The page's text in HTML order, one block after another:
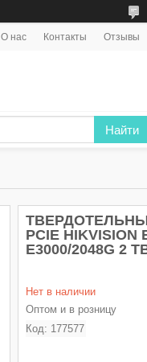
О нас Контакты Отзывы
Найти
PCIE HIKVISION
E3000/2048G 2
Нет в наличии
Оптом и в розницу
Код: 177577